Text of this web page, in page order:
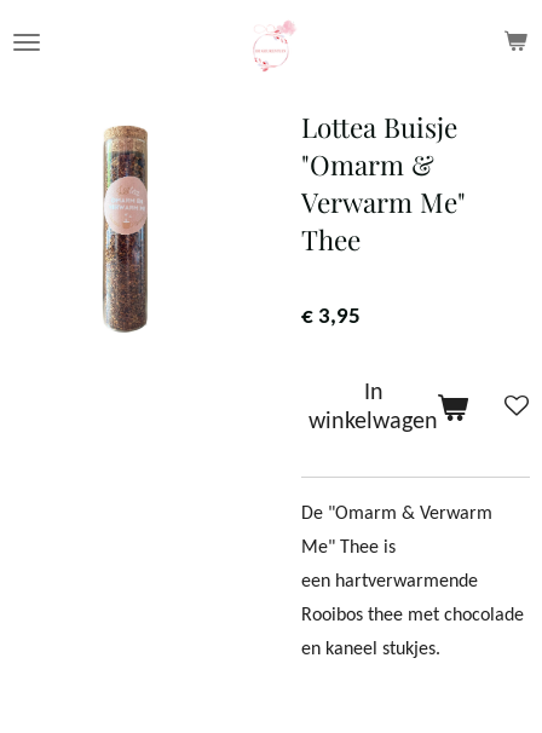
hoofdinhoud
Lottea Buisje
"Omarm &
Verwarm Me"
Thee
€ 3,95
In
winkelwagen
De "Omarm & Verwarm
Me" Thee is
een hartverwarmende
Rooibos thee met chocolade
en kaneel stukjes.